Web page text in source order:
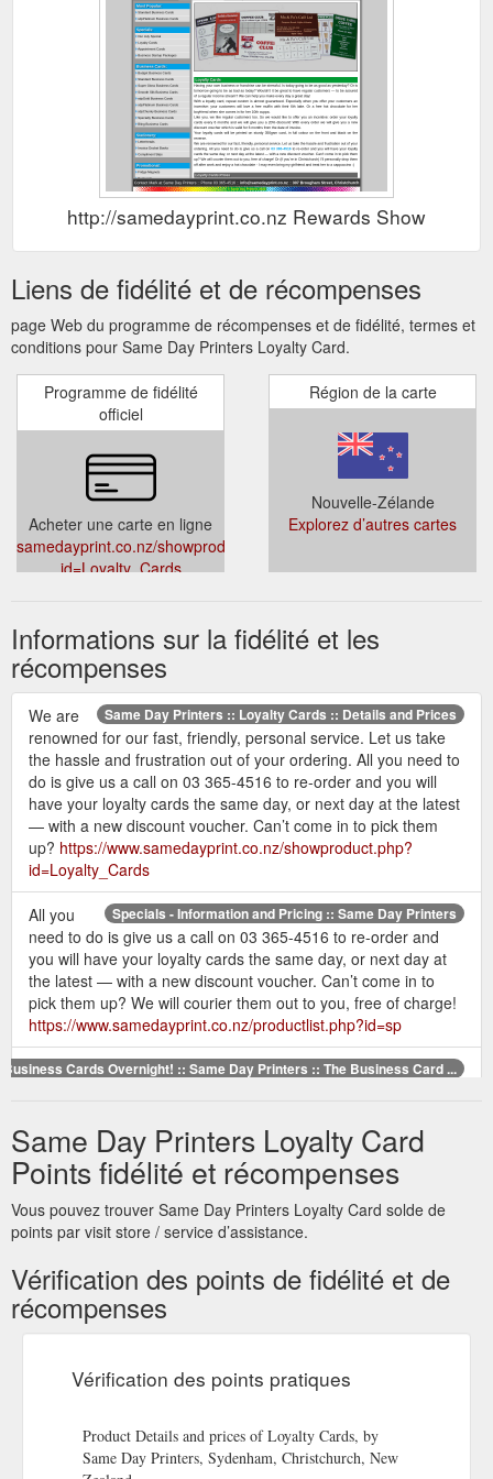
http://samedayprint.co.nz Rewards Show
Liens de fidélité et de récompenses
page Web du programme de récompenses et de fidélité, termes et
conditions pour Same Day Printers Loyalty Card.
Programme de fidélité
officiel
Acheter une carte en ligne
samedayprint.co.nz/showproduct.php?
id=Loyalty_Cards
Région de la carte
Nouvelle-Zélande
Explorez d’autres cartes
Informations sur la fidélité et les
récompenses
Same Day Printers :: Loyalty Cards :: Details and Prices
We are
renowned for our fast, friendly, personal service. Let us take
the hassle and frustration out of your ordering. All you need to
do is give us a call on 03 365-4516 to re-order and you will
have your loyalty cards the same day, or next day at the latest
— with a new discount voucher. Can’t come in to pick them
up? https://www.samedayprint.co.nz/showproduct.php?
id=Loyalty_Cards
Specials - Information and Pricing :: Same Day Printers
All you
need to do is give us a call on 03 365-4516 to re-order and
you will have your loyalty cards the same day, or next day at
the latest — with a new discount voucher. Can’t come in to
pick them up? We will courier them out to you, free of charge!
https://www.samedayprint.co.nz/productlist.php?id=sp
Business Cards Overnight! :: Same Day Printers :: The Business Card ...
today on (03) 365-4516. On this page: Descriptions and Prices
of Business Cards Products, from Same Day Printers - The
Business Card People - Sydenham, Christchurch, New
http://businesscards.samedayprint.co.nz/
id=Loyalty_Cards
Same Day Printers
Same Day Printers has been providing a
fast and quality business card printing service for small to
large businesses all over New Zealand for over 20 years and
Testimonials here). We are an owner-operated business,
https://www.samedayprint.co.nz/
Same Day Printers Loyalty Card
Points fidélité et récompenses
Vous pouvez trouver Same Day Printers Loyalty Card solde de
points par visit store / service d’assistance.
Vérification des points de fidélité et de
récompenses
Vérification des points pratiques
Product Details and prices of Loyalty Cards, by
Same Day Printers, Sydenham, Christchurch, New